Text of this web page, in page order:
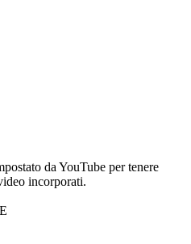
da YouTube per tenere
incorporati.